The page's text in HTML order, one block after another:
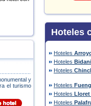
y
el turismo
Hoteles
Hoteles
Hoteles
Hoteles
Hoteles
Hoteles Lloret
Hoteles